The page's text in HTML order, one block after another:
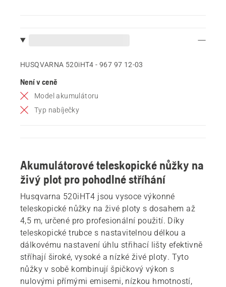
HUSQVARNA 520iHT4 - 967 97 12‑03
Není v ceně
Model akumulátoru
Typ nabíječky
Akumulátorové teleskopické nůžky na
živý plot pro pohodlné stříhání
Husqvarna 520iHT4 jsou vysoce výkonné
teleskopické nůžky na živé ploty s dosahem až
4,5 m, určené pro profesionální použití. Díky
teleskopické trubce s nastavitelnou délkou a
dálkovému nastavení úhlu střihací lišty efektivně
stříhají široké, vysoké a nízké živé ploty. Tyto
nůžky v sobě kombinují špičkový výkon s
nulovými přímými emisemi, nízkou hmotností,